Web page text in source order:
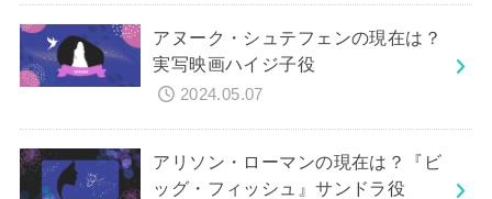
アヌーク・シュテフェンの現在は？
実写映画ハイジ子役
2024.05.07
アリソン・ローマンの現在は？『ビ
ッグ・フィッシュ』サンドラ役